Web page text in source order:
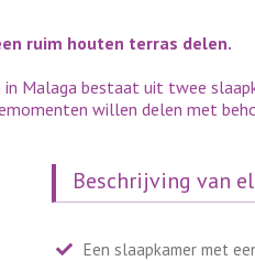
ruim houten terras delen.
Malaga bestaat uit twee
willen delen met
Beschrijving van
Een slaapkamer met